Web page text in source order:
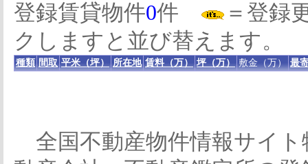
登録賃貸物件0件
＝登録
クしますと並び替えます。
種類 間取 平米（坪） 所在地 賃料（万） 坪（万） 敷金（万） 最
全国不動産物件情報サイト